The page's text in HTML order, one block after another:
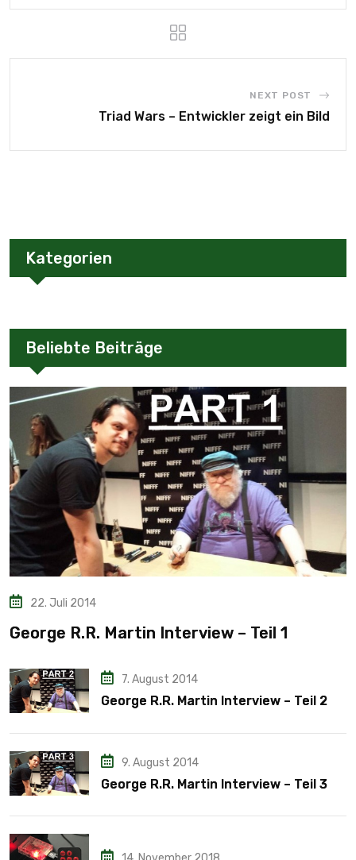
NEXT POST
Triad Wars – Entwickler zeigt ein Bild
Kategorien
Beliebte Beiträge
22. Juli 2014
George R.R. Martin Interview – Teil 1
7. August 2014
George R.R. Martin Interview – Teil 2
9. August 2014
George R.R. Martin Interview – Teil 3